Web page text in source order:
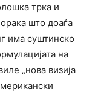
трка и
што доаѓа
има суштинско
на
„нова визија